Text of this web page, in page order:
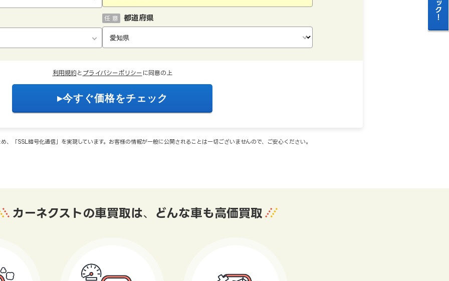
都道府県
任 意
利用規約 と プライバシーポリシー に同意の上
、「SSL暗号化通信」を実現しています。お客様の情報が一般に公開されることは一切ございませんので、ご安心ください。
カーネクストの車買取は、 どんな車も高価買取